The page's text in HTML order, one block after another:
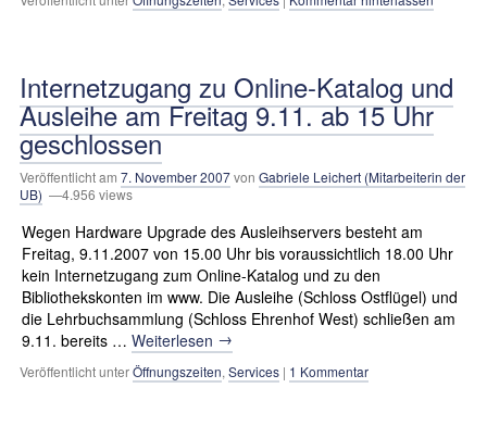
Internetzugang zu Online-Katalog und
Ausleihe am Freitag 9.11. ab 15 Uhr
geschlossen
Veröffentlicht am 7. November 2007von Gabriele Leichert (Mitarbeiterin der
UB) —4.956 views
Wegen Hardware Upgrade des Ausleihservers besteht am
Freitag, 9.11.2007 von 15.00 Uhr bis voraussichtlich 18.00 Uhr
kein Internetzugang zum Online-Katalog und zu den
Bibliothekskonten im www. Die Ausleihe (Schloss Ostflügel) und
die Lehrbuchsammlung (Schloss Ehrenhof West) schließen am
9.11. bereits … Weiterlesen →
Veröffentlicht unterÖffnungszeiten, Services | 1 Kommentar